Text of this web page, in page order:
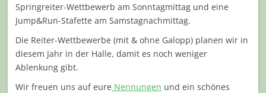
Springreiter-Wettbewerb am Sonntagmittag und eine
Jump&Run-Stafette am Samstagnachmittag.
Die Reiter-Wettbewerbe (mit & ohne Galopp) planen wir in
diesem Jahr in der Halle, damit es noch weniger
Ablenkung gibt.
Wir freuen uns auf eure Nennungen und ein schönes